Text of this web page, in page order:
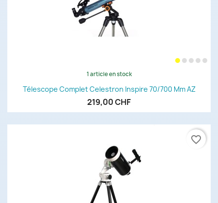
1 article en stock
Télescope Complet Celestron Inspire 70/700 Mm AZ
219,00 CHF
favorite_border